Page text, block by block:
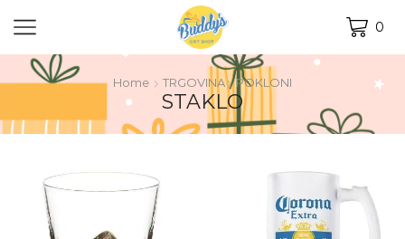
0
Home TRGOVINA POKLONI
STAKLO